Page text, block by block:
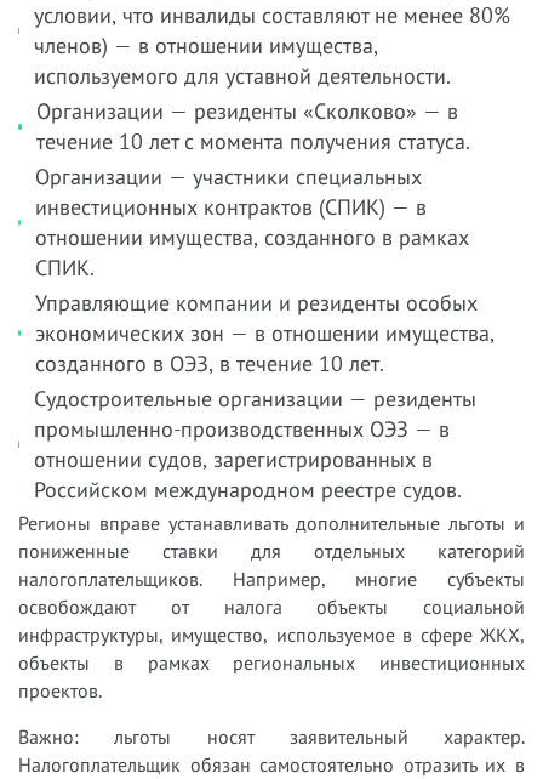
условии, что инвалиды составляют не менее 80%
членов) — в отношении имущества,
используемого для уставной деятельности.
Организации — резиденты «Сколково» — в
течение 10 лет с момента получения статуса.
Организации — участники специальных
инвестиционных контрактов (СПИК) — в
отношении имущества, созданного в рамках
СПИК.
Управляющие компании и резиденты особых
экономических зон — в отношении имущества,
созданного в ОЭЗ, в течение 10 лет.
Судостроительные организации — резиденты
промышленно-производственных ОЭЗ — в
отношении судов, зарегистрированных в
Российском международном реестре судов.
Регионы вправе устанавливать дополнительные льготы и
пониженные ставки для отдельных категорий
налогоплательщиков. Например, многие субъекты
освобождают от налога объекты социальной
инфраструктуры, имущество, используемое в сфере ЖКХ,
объекты в рамках региональных инвестиционных
проектов.
Важно: льготы носят заявительный характер.
Налогоплательщик обязан самостоятельно отразить их в